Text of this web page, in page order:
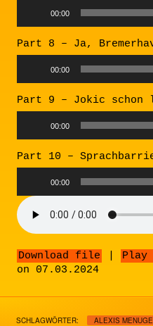
Audio
Player
00:00
Part 8 – Ja,
Audio
Player
00:00
Part 9 – Jokic schon
Audio
Player
00:00
Part 10 –
Audio
Player
00:00
Download file Play
on 07.03.2024
SCHLAGWÖRTER: ALEXIS MENUGE